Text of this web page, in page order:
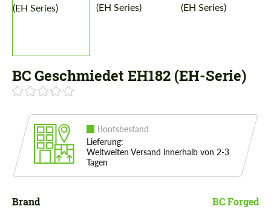
BC Geschmiedet EH182 (EH-Serie)
Bootsbestand
Lieferung:
Weltweiten Versand innerhalb von 2-3
Tagen
Brand BC Forged